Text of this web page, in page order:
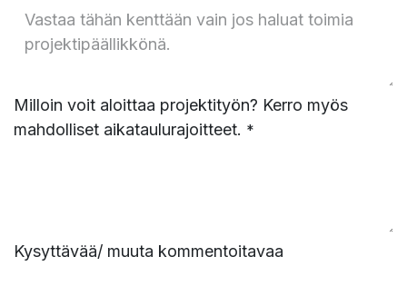
Milloin voit aloittaa projektityön? Kerro myös
mahdolliset aikataulurajoitteet. *
Kysyttävää/ muuta kommentoitavaa